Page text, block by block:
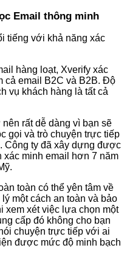
Email thông minh
tiếng với khả năng xác
hàng loạt, Xverify xác
cả email B2C và B2B. Độ
vụ khách hàng là tất cả
rất dễ dàng vì bạn sẽ
gọi và trò chuyện trực tiếp
Công ty đã xây dựng được
xác minh email hơn 7 năm
toàn có thể yên tâm về
một cách an toàn và bảo
xem xét việc lựa chọn một
cấp đó không cho bạn
chuyện trực tiếp với ai
được mức độ minh bạch